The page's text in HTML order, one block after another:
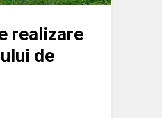
realizare
de